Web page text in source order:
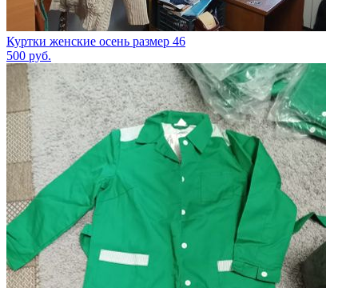
Куртки женские осень размер 46
500 руб.